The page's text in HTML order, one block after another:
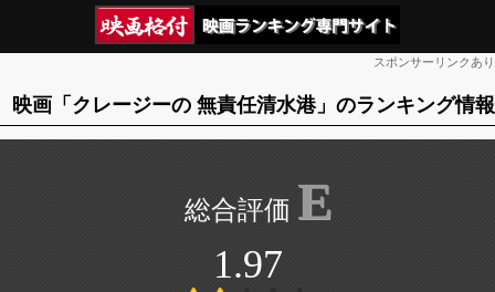
スポンサーリンクあり
映画「クレージーの 無責任清水港」のランキング情報
E
1.97